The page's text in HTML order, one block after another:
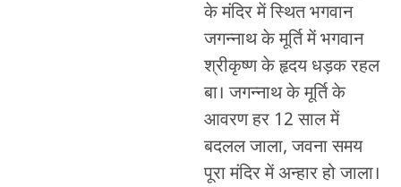
के मंदिर में स्थित भगवान
जगन्नाथ के मूर्ति में भगवान
श्रीकृष्ण के हृदय धड़क रहल
बा। जगन्नाथ के मूर्ति के
आवरण हर 12 साल में
बदलल जाला, जवना समय
पूरा मंदिर में अन्हार हो जाला।